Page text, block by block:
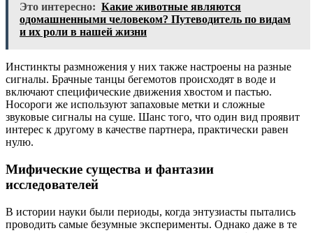
Это интересно: Какие животные являются
одомашненными человеком? Путеводитель по видам
и их роли в нашей жизни
Инстинкты размножения у них также настроены на разные
сигналы. Брачные танцы бегемотов происходят в воде и
включают специфические движения хвостом и пастью.
Носороги же используют запаховые метки и сложные
звуковые сигналы на суше. Шанс того, что один вид проявит
интерес к другому в качестве партнера, практически равен
нулю.
Мифические существа и фантазии
исследователей
В истории науки были периоды, когда энтузиасты пытались
проводить самые безумные эксперименты. Однако даже в те